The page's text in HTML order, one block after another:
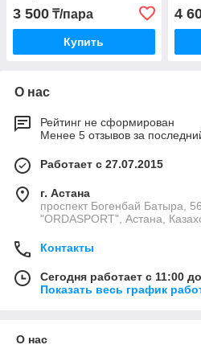
3 500 ₸/пара
Купить
4
О нас
Рейтинг не сформирован
Менее 5 отзывов за
Работает с 27.07.2015
г. Астана
проспект Богенбай Батыра,
"ORDASPORT", Астана,
Контакты
Сегодня работает с 11:00
Показать весь график
О нас